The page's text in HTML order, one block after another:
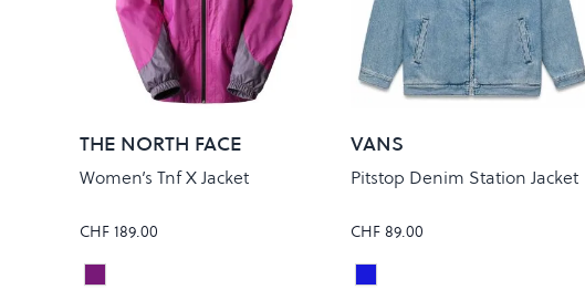
THE NORTH FACE
Women’s Tnf X Jacket
CHF 189.00
Colour
LUNAR SLATE/PURPLE CACTUS
VANS
Pitstop Denim Station Jacket
CHF 89.00
Colour
STONEWASH/BLUE